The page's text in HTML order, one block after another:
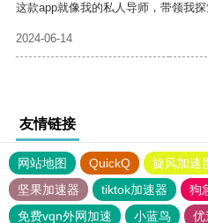
这款app就像我的私人导师，带领我探
2024-06-14
友情链接
网站地图 QuickQ 旋风加速
坚果加速器
tiktok加速器
狗
免费vqn外网加速
小蓝鸟 优